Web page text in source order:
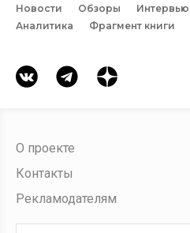
Новости Обзоры Интервью
Аналитика
Фрагмент книги
О проекте
Контакты
Рекламодателям